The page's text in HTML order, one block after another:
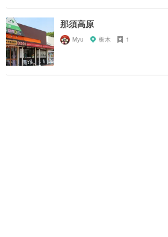
那須高原
Myu 栃木 1